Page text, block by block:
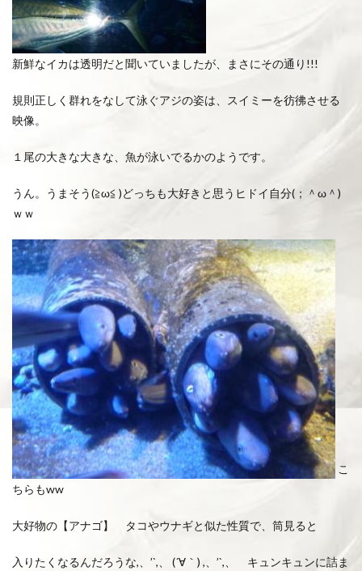
新鮮なイカは透明だと聞いていましたが、まさにその通り!!!
規則正しく群れをなして泳ぐアジの姿は、スイミーを彷彿させる
映像。
１尾の大きな大きな、魚が泳いでるかのようです。
うん。うまそう(≧ω≦ )どっちも大好きと思うヒドイ自分(；＾ω＾)
ｗｗ
こ
ちらもww
大好物の【アナゴ】 タコやウナギと似た性質で、筒見ると
入りたくなるんだろうな,、’`,、 (´∀｀) ,、’`,、 キュンキュンに詰ま